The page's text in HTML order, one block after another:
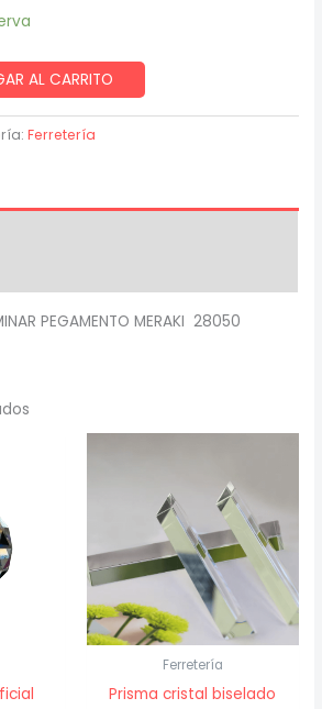
AL CARRITO
Ferretería
PEGAMENTO MERAKI 28050
Ferretería
Prisma cristal biselado